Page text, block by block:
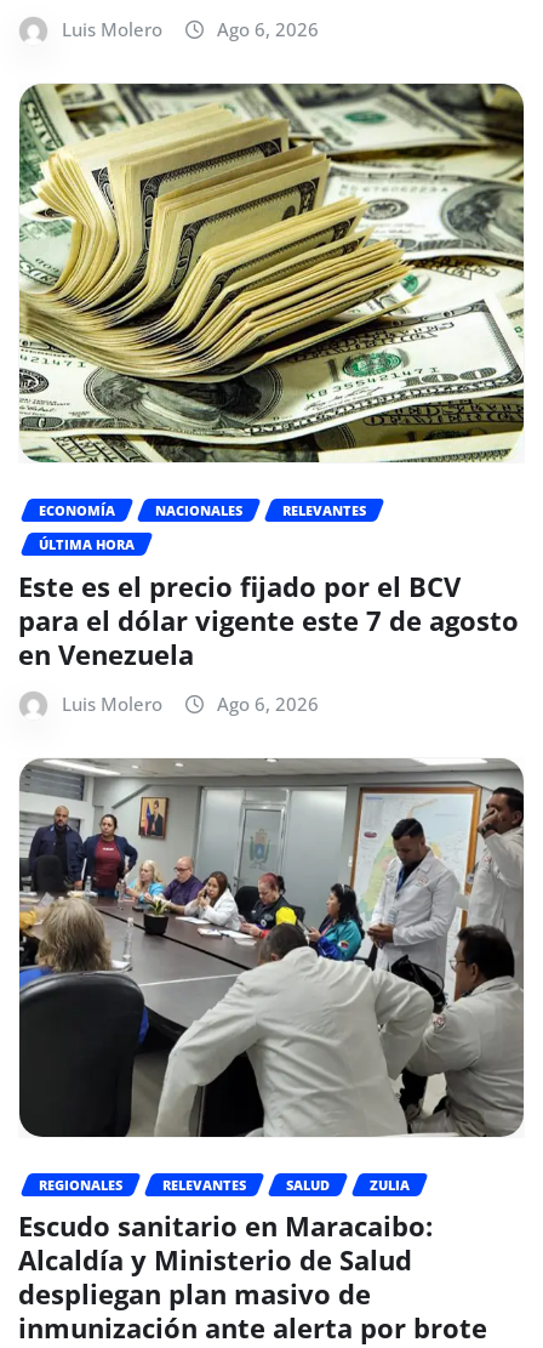
Luis Molero Ago 6, 2026
ECONOMÍA NACIONALES
RELEVANTES
ÚLTIMA HORA
Este es el precio fijado por el BCV
para el dólar vigente este 7 de agosto
en Venezuela
Luis Molero Ago 6, 2026
REGIONALES RELEVANTES SALUD ZULIA
Escudo sanitario en Maracaibo:
Alcaldía y Ministerio de Salud
despliegan plan masivo de
inmunización ante alerta por brote